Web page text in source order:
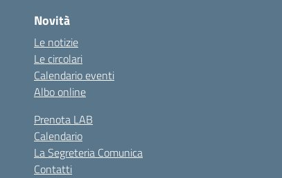
Novità
Le notizie
Le circolari
Calendario eventi
Albo online
Prenota LAB
Calendario
La Segreteria Comunica
Contatti